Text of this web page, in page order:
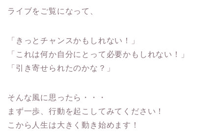
ライブをご覧になって、
「きっとチャンスかもしれない！」
「これは何か自分にとって必要かもしれない！」
「引き寄せられたのかな？」
そんな風に思ったら・・・
まず一歩、行動を起こしてみてください！
こから人生は大きく動き始めます！